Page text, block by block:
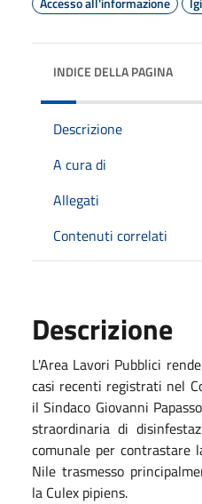
INDICE DELLA PAGINA
Descrizione
A cura di
Allegati
Contenuti correlati
Descrizione
L'Area Lavori Pubblici
casi recenti registrati nel
il Sindaco Giovanni Papasso
straordinaria di
comunale per contrastare
Nile trasmesso
la Culex pipiens.